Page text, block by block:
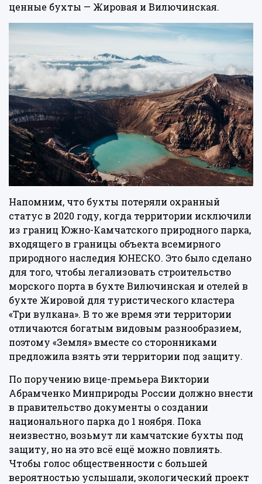
ценные бухты — Жировая и Вилючинская.
Напомним, что бухты потеряли охранный
статус в 2020 году, когда территории исключили
из границ Южно-Камчатского природного парка,
входящего в границы объекта всемирного
природного наследия ЮНЕСКО. Это было сделано
для того, чтобы легализовать строительство
морского порта в бухте Вилючинская и отелей в
бухте Жировой для туристического кластера
«Три вулкана». В то же время эти территории
отличаются богатым видовым разнообразием,
поэтому «Земля» вместе со сторонниками
предложила взять эти территории под защиту.
По поручению вице-премьера Виктории
Абрамченко Минприроды России должно внести
в правительство документы о создании
национального парка до 1 ноября. Пока
неизвестно, возьмут ли камчатские бухты под
защиту, но на это всё ещё можно повлиять.
Чтобы голос общественности с большей
вероятностью услышали, экологический проект